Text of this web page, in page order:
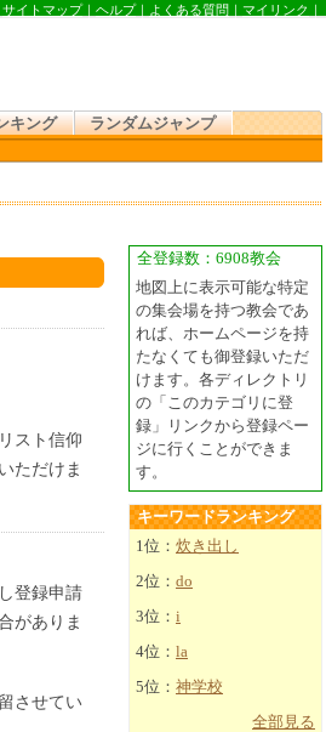
サイトマップ｜ ヘルプ｜ よくある質問 ｜ マイリンク ｜
キング ランダムジャンプ
スト信仰
ただけま
登録申請
がありま
させてい
全登録数：6908教会
地図上に表示可能な特定
の集会場を持つ教会であ
れば、ホームページを持
たなくても御登録いただ
けます。各ディレクトリ
の「このカテゴリに登
録」リンクから登録ペー
ジに行くことができま
す。
キーワードランキング
1位： 炊き出し
2位： do
3位： i
4位： la
5位： 神学校
全部見る